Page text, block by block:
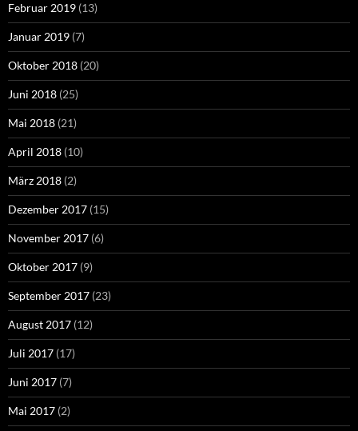
Februar 2019 (13)
Januar 2019 (7)
Oktober 2018 (20)
Juni 2018 (25)
Mai 2018 (21)
April 2018 (10)
März 2018 (2)
Dezember 2017 (15)
November 2017 (6)
Oktober 2017 (9)
September 2017 (23)
August 2017 (12)
Juli 2017 (17)
Juni 2017 (7)
Mai 2017 (2)